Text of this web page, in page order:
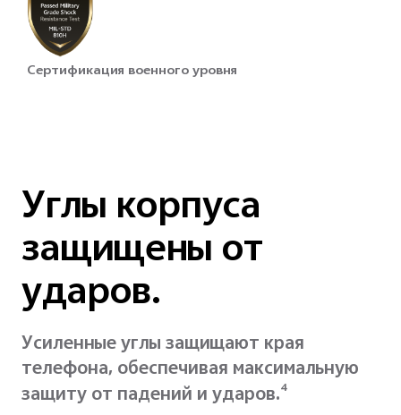
Сертификация военного уровня
Углы корпуса
защищены от
ударов.
Усиленные углы защищают края
телефона, обеспечивая максимальную
защиту от падений и ударов.4